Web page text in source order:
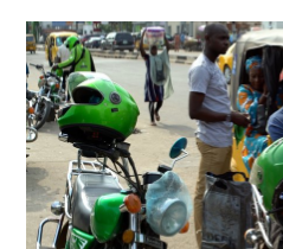
新闻
展评
杂志
专栏
视频
ENGLISH